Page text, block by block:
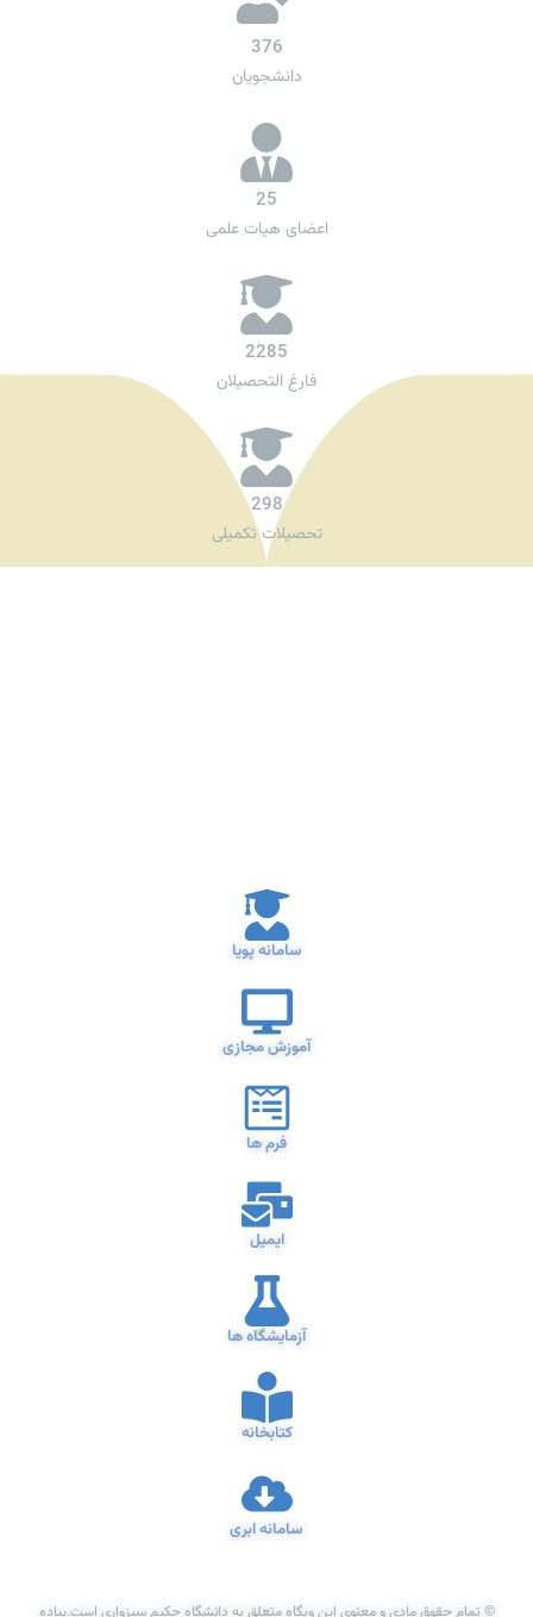
دانشجویان
376
اعضای هیات علمی
25
فارغ التحصیلان
2285
تحصیلات تکمیلی
298
سامانه پویا
آموزش مجازی
فرم ها
ایمیل
آزمایشگاه ها
کتابخانه
سامانه ابری
© تمام حقوق مادی و معنوی این وبگاه متعلق به دانشگاه حکیم سبزواری است.پیاده